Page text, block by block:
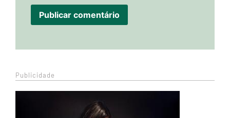
Publicidade